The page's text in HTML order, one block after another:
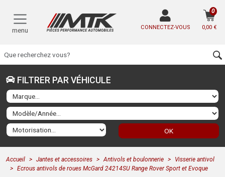
menu CONNECTEZ-VOUS 0,00 €
0
FILTRER PAR VÉHICULE
OK
Accueil Jantes et accessoires Antivols et boulonnerie
Visserie antivol
Ecrous antivols de roues McGard 24214SU Range Rover Sport et Evoque